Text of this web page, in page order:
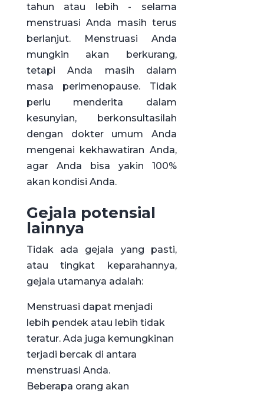
tahun atau lebih - selama
menstruasi Anda masih terus
berlanjut. Menstruasi Anda
mungkin akan berkurang,
tetapi Anda masih dalam
masa perimenopause. Tidak
perlu menderita dalam
kesunyian, berkonsultasilah
dengan dokter umum Anda
mengenai kekhawatiran Anda,
agar Anda bisa yakin 100%
akan kondisi Anda.
Gejala potensial
lainnya
Tidak ada gejala yang pasti,
atau tingkat keparahannya,
gejala utamanya adalah:
Menstruasi dapat menjadi
lebih pendek atau lebih tidak
teratur. Ada juga kemungkinan
terjadi bercak di antara
menstruasi Anda.
Beberapa orang akan